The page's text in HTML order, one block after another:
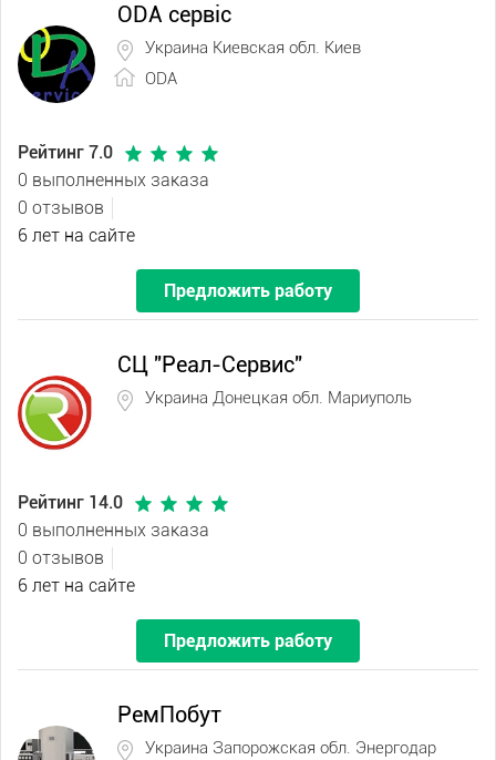
ODA сервіс
Украина Киевская обл. Киев
ODA
Рейтинг 7.0
0 выполненных заказа
0 отзывов
6 лет на сайте
Предложить работу
СЦ "Реал-Сервис"
Украина Донецкая обл. Мариуполь
Рейтинг 14.0
0 выполненных заказа
0 отзывов
6 лет на сайте
Предложить работу
РемПобут
Украина Запорожская обл. Энергодар